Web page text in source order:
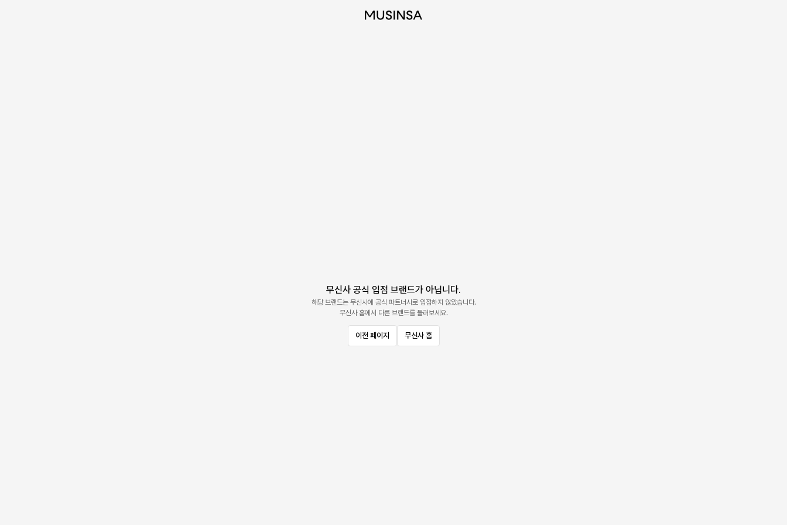
무신사 공식 입점 브랜드가 아닙니다.
해당 브랜드는 무신사에 공식 파트너사로 입점하지 않았습니다.
무신사 홈에서 다른 브랜드를 둘러보세요.
이전 페이지 무신사 홈